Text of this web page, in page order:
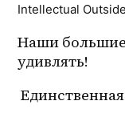
Intellectual
Наши
удивлять!